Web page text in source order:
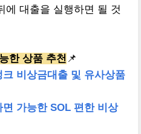
에 대출을 실행하면 될 것
한 상품 추천 📌
비상금대출 및 유사상품
가능한 SOL 편한 비상